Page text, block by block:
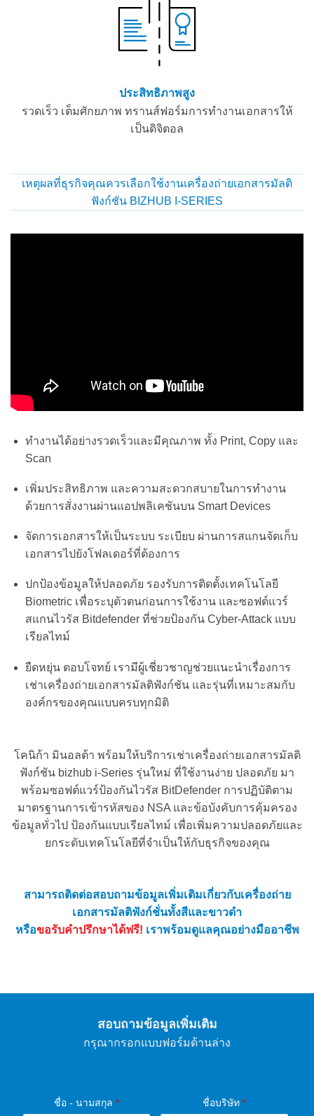
ประสิทธิภาพสูง
รวดเร็ว เต็มศักยภาพ ทรานส์ฟอร์มการทำงานเอกสารให้
เป็นดิจิตอล
เหตุผลที่ธุรกิจคุณควรเลือกใช้งานเครื่องถ่ายเอกสารมัลติ
ฟังก์ชัน BIZHUB I-SERIES
ทำงานได้อย่างรวดเร็วและมีคุณภาพ ทั้ง Print, Copy และ
Scan
เพิ่มประสิทธิภาพ และความสะดวกสบายในการทำงาน
ด้วยการสั่งงานผ่านแอปพลิเคชันบน Smart Devices
จัดการเอกสารให้เป็นระบบ ระเบียบ ผ่านการสแกนจัดเก็บ
เอกสารไปยังโฟลเดอร์ที่ต้องการ
ปกป้องข้อมูลให้ปลอดภัย รองรับการติดตั้งเทคโนโลยี
Biometric เพื่อระบุตัวตนก่อนการใช้งาน และซอฟต์แวร์
สแกนไวรัส Bitdefender ที่ช่วยป้องกัน Cyber-Attack แบบ
เรียลไทม์
ยืดหยุ่น ตอบโจทย์ เรามีผู้เชี่ยวชาญช่วยแนะนำเรื่องการ
เช่าเครื่องถ่ายเอกสารมัลติฟังก์ชัน และรุ่นที่เหมาะสมกับ
องค์กรของคุณแบบครบทุกมิติ
โคนิก้า มินอลต้า พร้อมให้บริการเช่าเครื่องถ่ายเอกสารมัลติ
ฟังก์ชัน bizhub i-Series รุ่นใหม่ ที่ใช้งานง่าย ปลอดภัย มา
พร้อมซอฟต์แวร์ป้องกันไวรัส BitDefender การปฏิบัติตาม
มาตรฐานการเข้ารหัสของ NSA และข้อบังคับการคุ้มครอง
ข้อมูลทั่วไป ป้องกันแบบเรียลไทม์ เพื่อเพิ่มความปลอดภัยและ
ยกระดับเทคโนโลยีที่จำเป็นให้กับธุรกิจของคุณ
สามารถติดต่อสอบถามข้อมูลเพิ่มเติมเกี่ยวกับเครื่องถ่าย
เอกสารมัลติฟังก์ชั่นทั้งสีและขาวดำ
หรือขอรับคำปรึกษาได้ฟรี! เราพร้อมดูแลคุณอย่างมืออาชีพ
สอบถามข้อมูลเพิ่มเติม
กรุณากรอกแบบฟอร์มด้านล่าง
ชื่อ - นามสกุล * ชื่อบริษัท *